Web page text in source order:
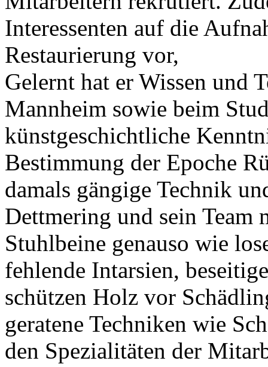
Interessenten auf die
Restaurierung vor,
Gelernt hat er Wissen und
Mannheim sowie beim
künstgeschichtliche
Bestimmung der Epoche
damals gängige Technik
Dettmering und sein Team
Stuhlbeine genauso wie
fehlende Intarsien,
schützen Holz vor
geratene Techniken wie
den Spezialitäten der